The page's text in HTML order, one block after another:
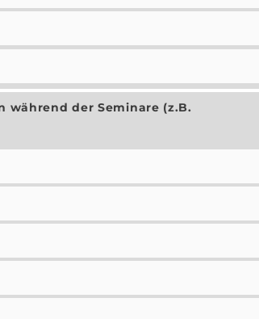
während der Seminare (z.B.